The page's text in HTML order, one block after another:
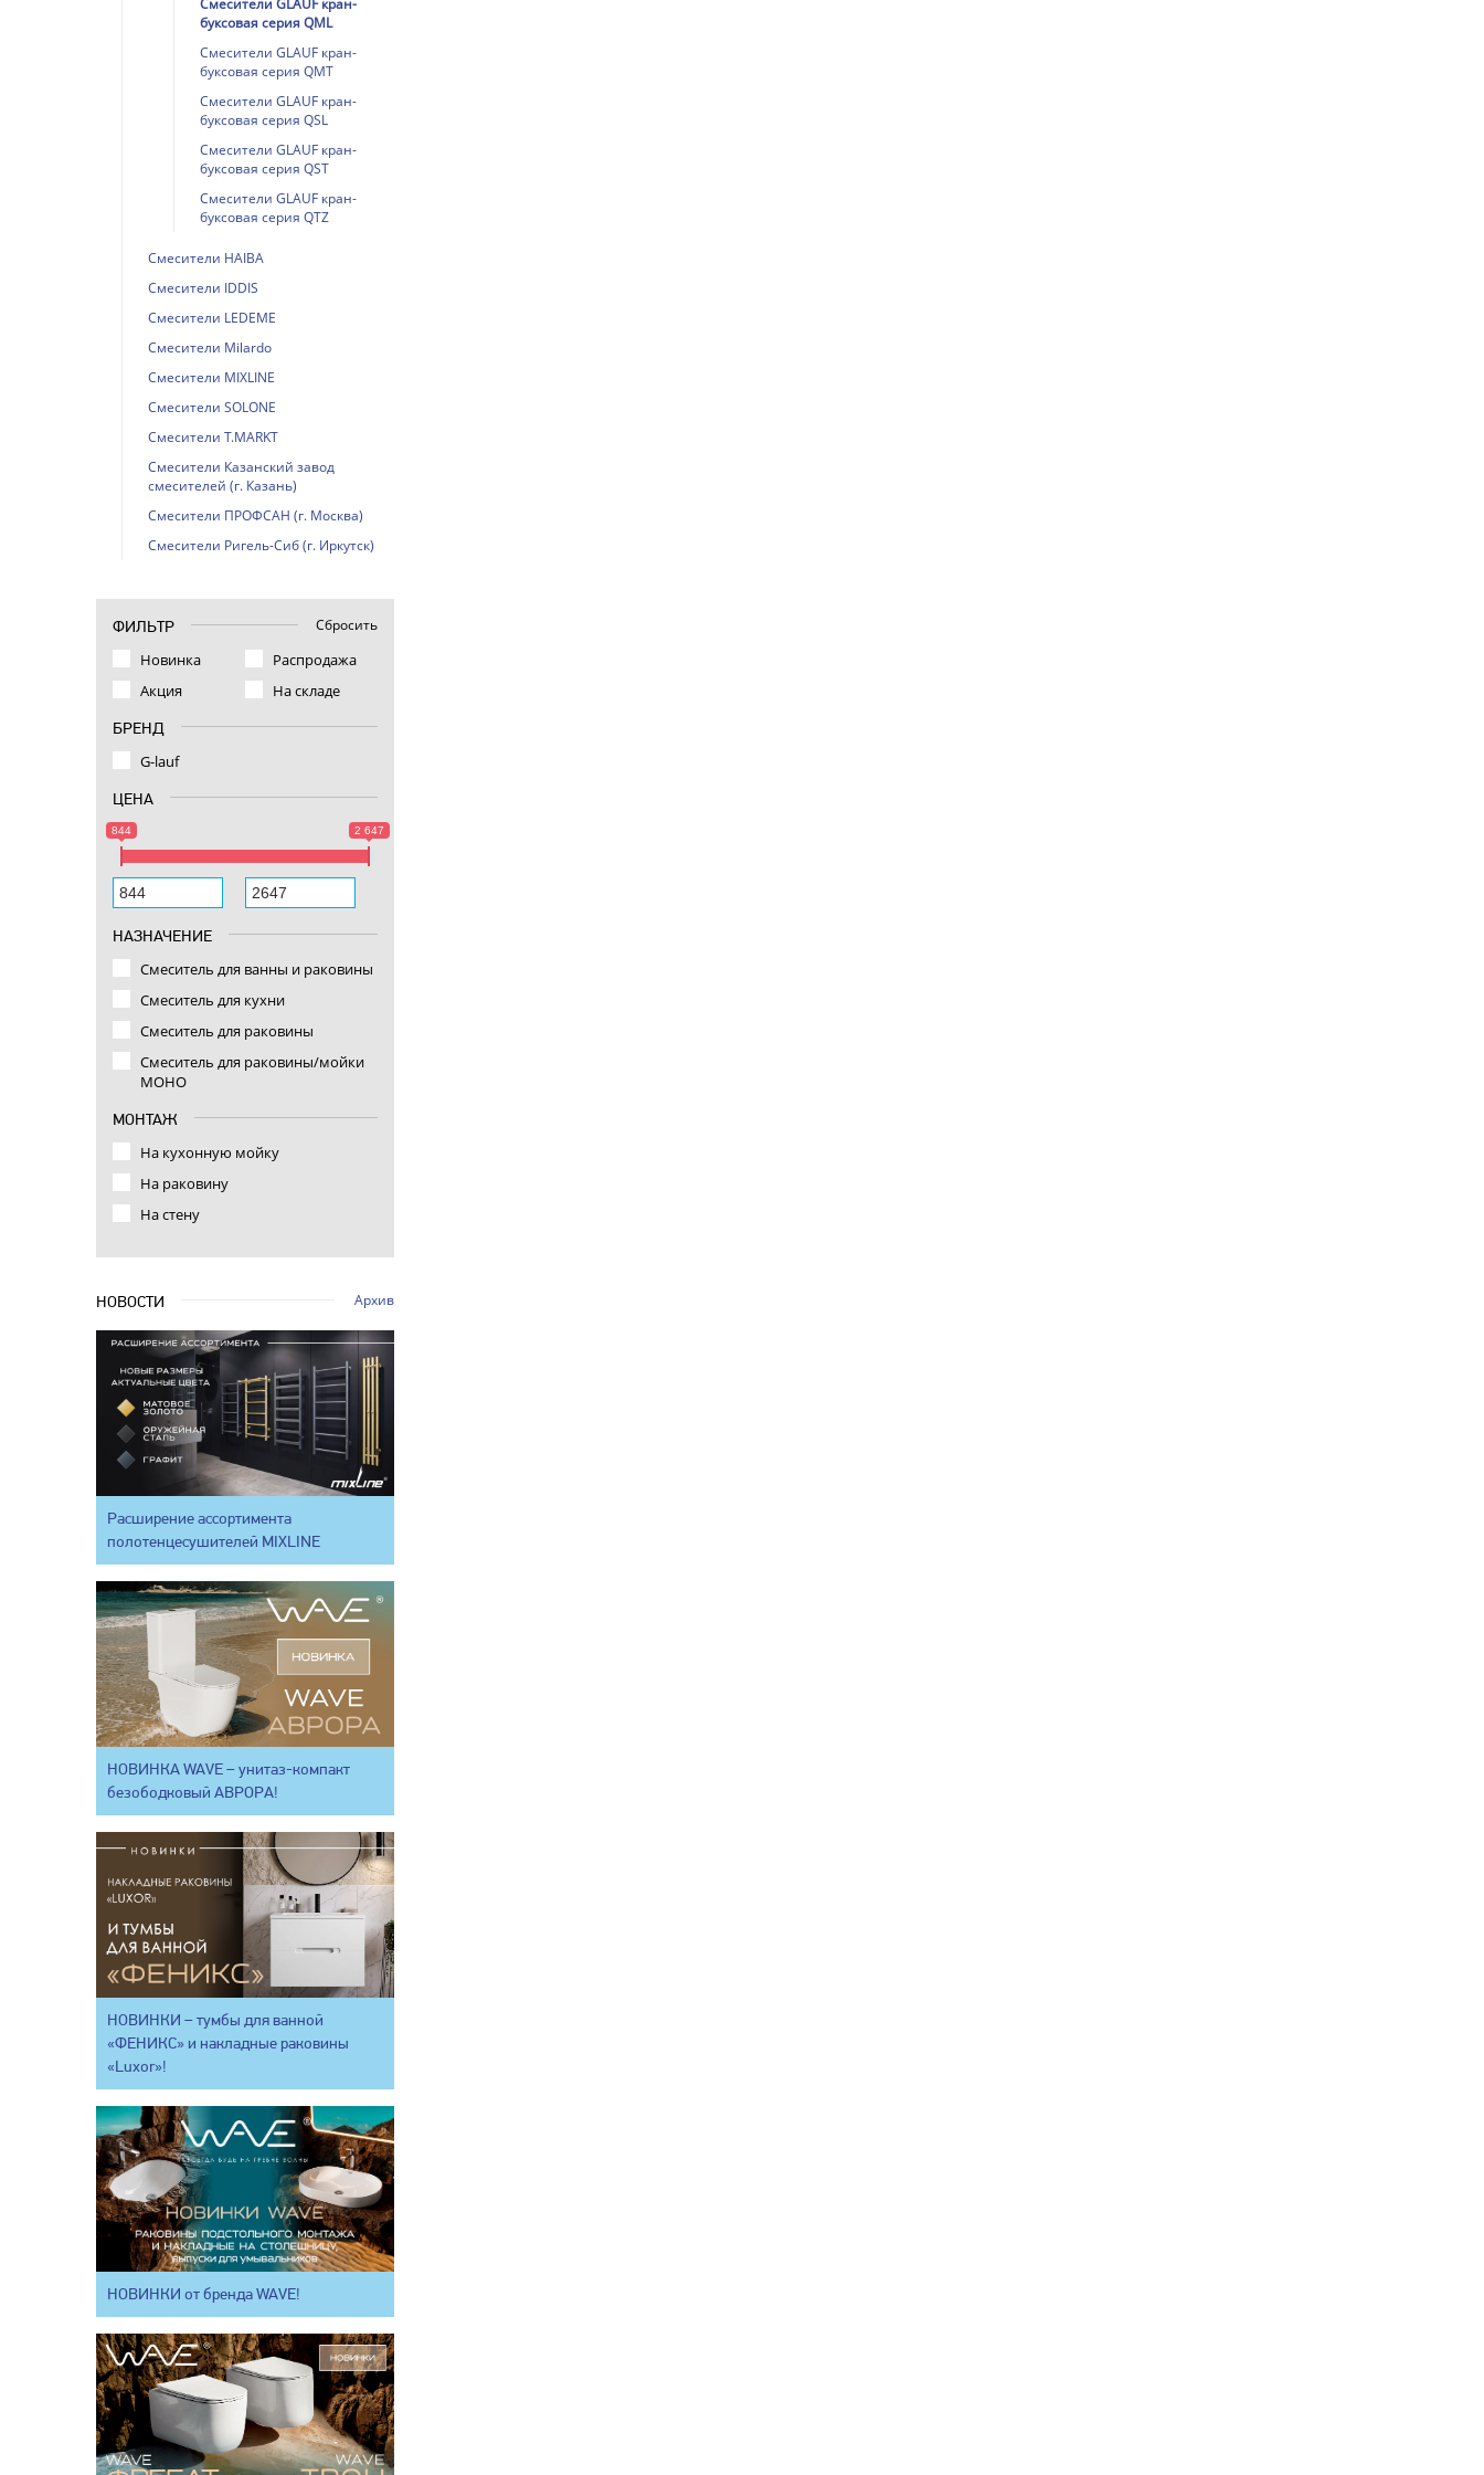
буксовая серия QML
Смесители GLAUF кран-
буксовая серия QMT
Смесители GLAUF кран-
буксовая серия QSL
Смесители GLAUF кран-
буксовая серия QST
Смесители GLAUF кран-
буксовая серия QTZ
Смесители HAIBA
Смесители IDDIS
Смесители LEDEME
Смесители Milardo
Смесители MIXLINE
Смесители SOLONE
Смесители T.MARKT
Смесители Казанский завод
смесителей (г. Казань)
Смесители ПРОФСАН (г. Москва)
Смесители Ригель-Сиб (г. Иркутск)
ФИЛЬТР Сбросить
Новинка
Распродажа
Акция
На складе
БРЕНД
G-lauf
ЦЕНА
844 2 647
НАЗНАЧЕНИЕ
Смеситель для ванны и раковины
Смеситель для кухни
Смеситель для раковины
Смеситель для раковины/мойки
МОНО
МОНТАЖ
На кухонную мойку
На раковину
На стену
НОВОСТИ Архив
Расширение ассортимента
полотенцесушителей MIXLINE
НОВИНКА WAVE – унитаз-компакт
безободковый АВРОРА!
НОВИНКИ – тумбы для ванной
«ФЕНИКС» и накладные раковины
«Luxor»!
НОВИНКИ от бренда WAVE!